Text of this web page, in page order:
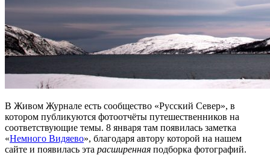
В Живом Журнале есть сообщество «Русский Север», в
котором публикуются фотоотчёты путешественников на
соответствующие темы. 8 января там появилась заметка
«Немного Видяево», благодаря автору которой на нашем
сайте и появилась эта расширенная подборка фотографий.